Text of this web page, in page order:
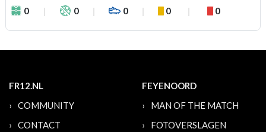
0
0 0 0 0
FR12.NL
COMMUNITY
CONTACT
FEYENOORD
MAN OF THE MATCH
FOTOVERSLAGEN